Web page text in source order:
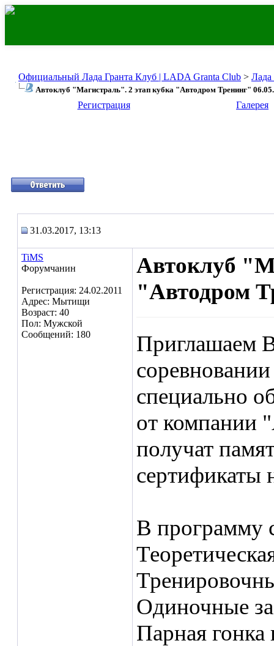
Официальный Лада Гранта Клуб | LADA Granta Club > Лада
Автоклуб "Магистраль". 2 этап кубка "Автодром Тренинг"
Регистрация Галерея
31.03.2017, 13:13
TiMS
Форумчанин
Регистрация: 24.02.2011
Адрес: Мытищи
Возраст: 40
Пол: Мужской
Сообщений: 180
Автоклуб
"Автодром
Приглашаем
специально
от компании
получат
сертификаты
В программу
Одиночные
Парная гонка